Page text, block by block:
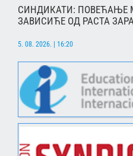
СИНДИКАТИ: ПОВЕЋАЊЕ
ЗАВИСИЋЕ ОД РАСТА
5. 08. 2026. | 16:20